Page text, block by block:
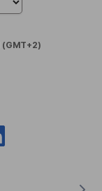
(GMT+2)